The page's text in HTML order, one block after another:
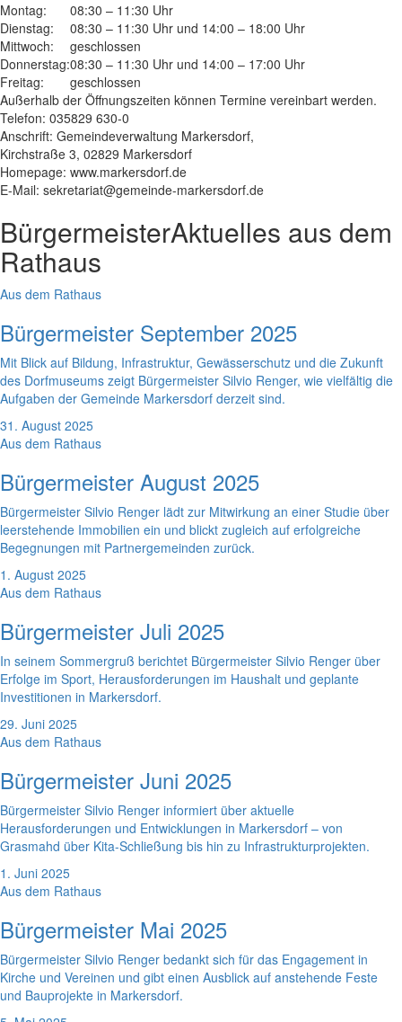
Montag:
08:30 – 11:30 Uhr
Dienstag:
08:30 – 11:30 Uhr und 14:00 – 18:00 Uhr
Mittwoch:
geschlossen
Donnerstag:08:30 – 11:30 Uhr und 14:00 – 17:00 Uhr
Freitag:
geschlossen
Außerhalb der Öffnungszeiten können Termine vereinbart werden.
Telefon: 035829 630-0
Anschrift: Gemeindeverwaltung Markersdorf,
Kirchstraße 3, 02829 Markersdorf
Homepage: www.markersdorf.de
E-Mail: sekretariat@gemeinde-markersdorf.de
BürgermeisterAktuelles aus dem
Rathaus
Aus dem Rathaus
Bürgermeister September 2025
Mit Blick auf Bildung, Infrastruktur, Gewässerschutz und die Zukunft
des Dorfmuseums zeigt Bürgermeister Silvio Renger, wie vielfältig die
Aufgaben der Gemeinde Markersdorf derzeit sind.
31. August 2025
Aus dem Rathaus
Bürgermeister August 2025
Bürgermeister Silvio Renger lädt zur Mitwirkung an einer Studie über
leerstehende Immobilien ein und blickt zugleich auf erfolgreiche
Begegnungen mit Partnergemeinden zurück.
1. August 2025
Aus dem Rathaus
Bürgermeister Juli 2025
In seinem Sommergruß berichtet Bürgermeister Silvio Renger über
Erfolge im Sport, Herausforderungen im Haushalt und geplante
Investitionen in Markersdorf.
29. Juni 2025
Aus dem Rathaus
Bürgermeister Juni 2025
Bürgermeister Silvio Renger informiert über aktuelle
Herausforderungen und Entwicklungen in Markersdorf – von
Grasmahd über Kita-Schließung bis hin zu Infrastrukturprojekten.
1. Juni 2025
Aus dem Rathaus
Bürgermeister Mai 2025
Bürgermeister Silvio Renger bedankt sich für das Engagement in
Kirche und Vereinen und gibt einen Ausblick auf anstehende Feste
und Bauprojekte in Markersdorf.